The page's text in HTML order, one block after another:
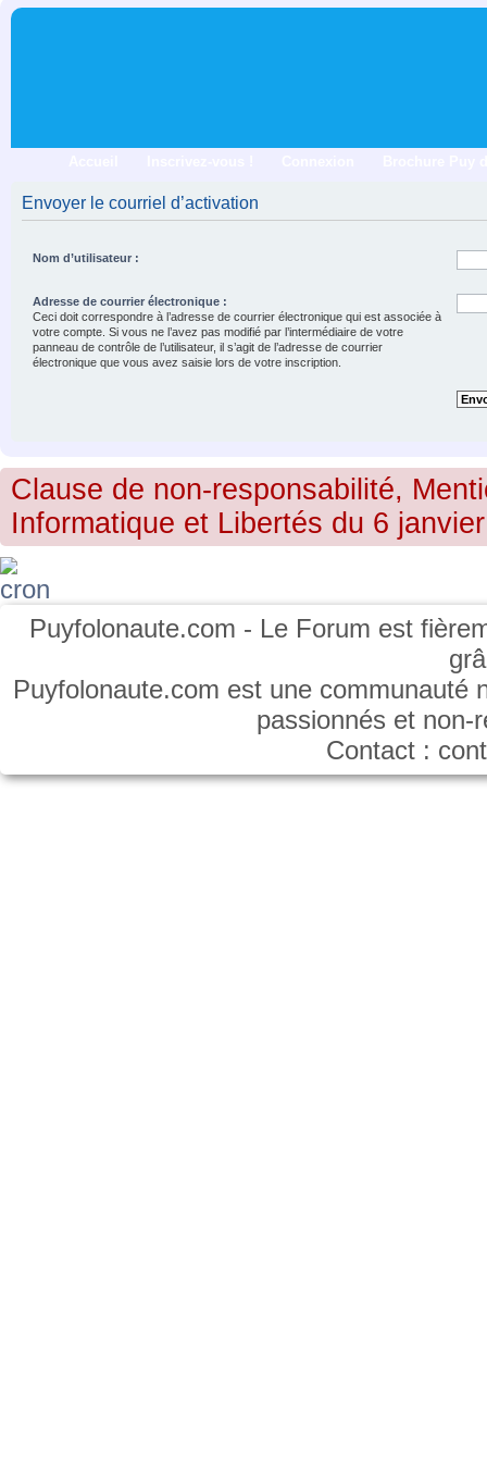
Envoyer le courriel d’activation
Nom d’utilisateur :
Adresse de courrier électronique :
Ceci doit correspondre à l’adresse de courrier électronique qui est associée à
votre compte. Si vous ne l’avez pas modifié par l’intermédiaire de votre
panneau de contrôle de l’utilisateur, il s’agit de l’adresse de courrier
électronique que vous avez saisie lors de votre inscription.
Clause de non-responsabilité,
Informatique et Libertés du 6
Puyfolonaute.com - Le Forum est
Puyfolonaute.com est une communauté
passionnés et
Contact :